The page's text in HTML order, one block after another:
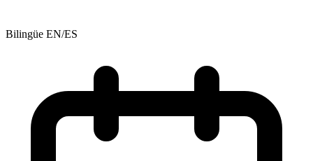
Bilingüe EN/ES